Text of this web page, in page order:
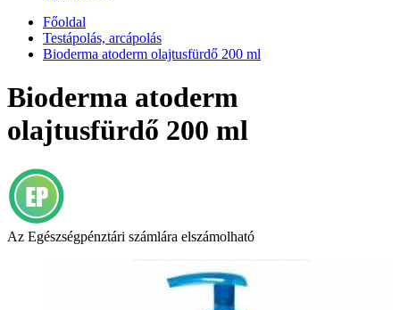
Főoldal
Testápolás, arcápolás
Bioderma atoderm olajtusfürdő 200 ml
Bioderma atoderm
olajtusfürdő 200 ml
Az Egészségpénztári számlára elszámolható